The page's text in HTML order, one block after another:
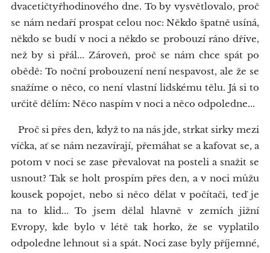
dvacetičtyřhodinového dne. To by vysvětlovalo, proč
se nám nedaří prospat celou noc: Někdo špatně usíná,
někdo se budí v noci a někdo se probouzí ráno dříve,
než by si přál... Zároveň, proč se nám chce spát po
obědě: To noční probouzení není nespavost, ale že se
snažíme o něco, co není vlastní lidskému tělu. Já si to
určitě dělím: Něco naspím v noci a něco odpoledne...
Proč si přes den, když to na nás jde, strkat sirky mezi
víčka, ať se nám nezavírají, přemáhat se a kafovat se, a
potom v noci se zase převalovat na posteli a snažit se
usnout? Tak se holt prospím přes den, a v noci můžu
kousek popojet, nebo si něco dělat v počítači, teď je
na to klid... To jsem dělal hlavně v zemích jižní
Evropy, kde bylo v létě tak horko, že se vyplatilo
odpoledne lehnout si a spát. Noci zase byly příjemné,